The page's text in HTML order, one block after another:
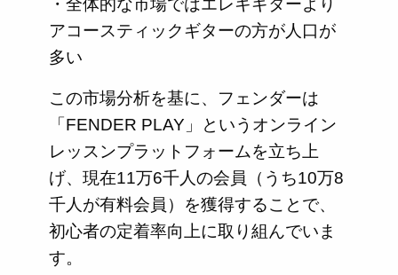
・全体的な市場ではエレキギターより
アコースティックギターの方が人口が
多い
この市場分析を基に、フェンダーは
「FENDER PLAY」というオンライン
レッスンプラットフォームを立ち上
げ、現在11万6千人の会員（うち10万8
千人が有料会員）を獲得することで、
初心者の定着率向上に取り組んでいま
す。